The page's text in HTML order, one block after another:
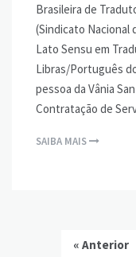
Brasileira de
(Sindicato Nacional
Lato Sensu em
Libras/Português
pessoa da Vânia
Contratação de
SAIBA MAIS
« Anterior